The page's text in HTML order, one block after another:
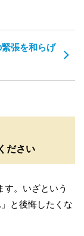
張を和らげ
ださい
。いざという
と後悔したくな